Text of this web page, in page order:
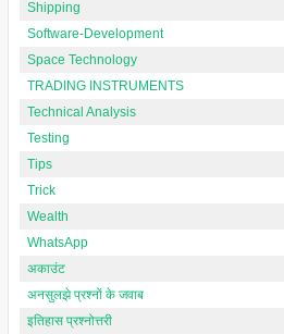
Shipping
Software-Development
Space Technology
TRADING INSTRUMENTS
Technical Analysis
Testing
Tips
Trick
Wealth
WhatsApp
अकाउंट
अनसुलझे प्रश्नों के जवाब
इतिहास प्रश्नोत्तरी